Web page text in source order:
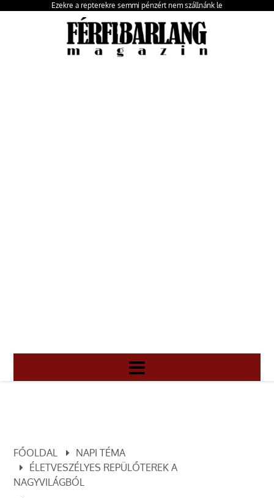
Ezekre a repterekre semmi pénzért nem szállnánk le
FŐOLDAL
NAPI TÉMA
ÉLETVESZÉLYES REPÜLŐTEREK A
NAGYVILÁGBÓL